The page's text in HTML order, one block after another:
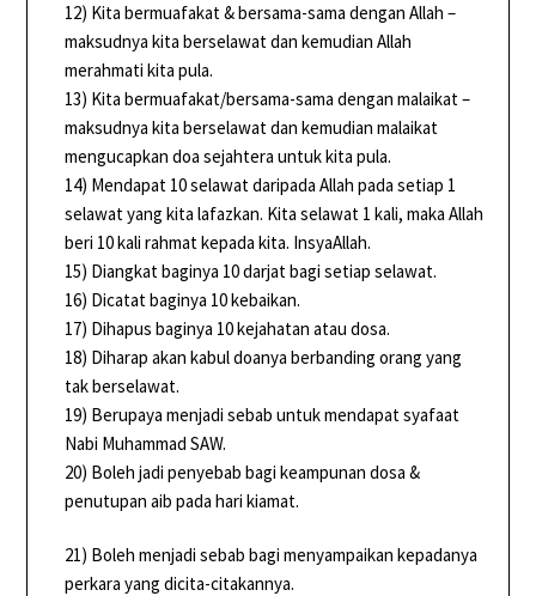
12) Kita bermuafakat & bersama-sama dengan Allah –
maksudnya kita berselawat dan kemudian Allah
merahmati kita pula.
13) Kita bermuafakat/bersama-sama dengan malaikat –
maksudnya kita berselawat dan kemudian malaikat
mengucapkan doa sejahtera untuk kita pula.
14) Mendapat 10 selawat daripada Allah pada setiap 1
selawat yang kita lafazkan. Kita selawat 1 kali, maka Allah
beri 10 kali rahmat kepada kita. InsyaAllah.
15) Diangkat baginya 10 darjat bagi setiap selawat.
16) Dicatat baginya 10 kebaikan.
17) Dihapus baginya 10 kejahatan atau dosa.
18) Diharap akan kabul doanya berbanding orang yang
tak berselawat.
19) Berupaya menjadi sebab untuk mendapat syafaat
Nabi Muhammad SAW.
20) Boleh jadi penyebab bagi keampunan dosa &
penutupan aib pada hari kiamat.
21) Boleh menjadi sebab bagi menyampaikan kepadanya
perkara yang dicita-citakannya.